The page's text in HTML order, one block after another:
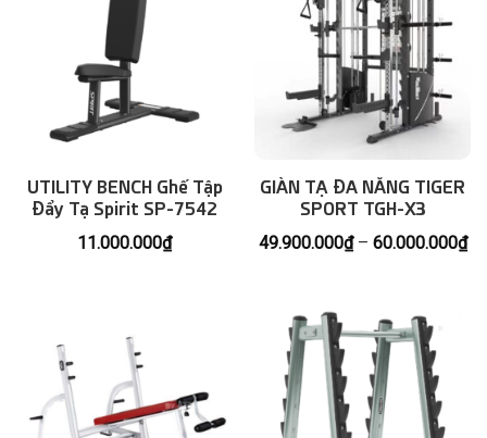
UTILITY BENCH Ghế Tập
Đẩy Tạ Spirit SP-7542
11.000.000₫
GIÀN TẠ ĐA NĂNG TIGER
SPORT TGH-X3
49.900.000₫ – 60.000.000₫